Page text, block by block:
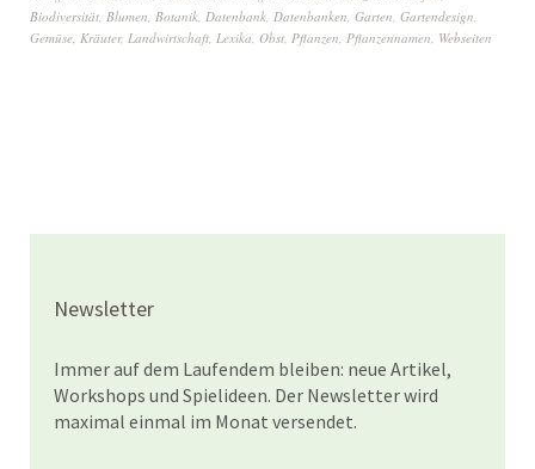
Biodiversität Blumen Botanik Datenbank Datenbanken Garten Gartendesign
Gemüse Kräuter, Landwirtschaft Lexika Obst Pflanzen Pflanzennamen Webseiten
Newsletter
Immer auf dem Laufendem bleiben: neue Artikel,
Workshops und Spielideen. Der Newsletter wird
maximal einmal im Monat versendet.